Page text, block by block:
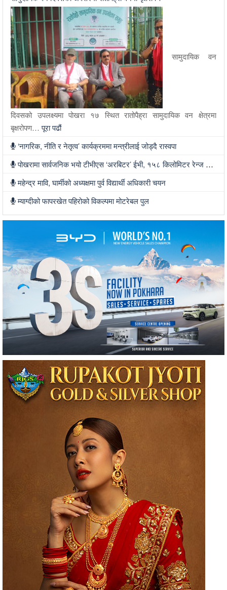
सामुदायिक वन
दिवसको उपलक्ष्यमा पोखरा १७ स्थित रातोपैह्रा सामुदायिक वन क्षेत्रमा
बृक्षरोपण…पूरा पढौं
‘नागरिक, नीति र नेतृत्व’ कार्यक्रममा मन्त्रीलाई जोड्दै रास्वपा
पोखरामा सार्वजनिक भयो टीभीएस ‘अरबिटर’ ईभी, १५८ किलोमिटर रेन्ज र ३४ लिटर बुट स्पेस
महेन्द्र मावि, घार्मीको अध्यक्षमा पुर्व विद्यार्थी अधिकारी चयन
म्याग्दीको फापरखेत पहिरोको विकल्पमा मोटरेबल पुल